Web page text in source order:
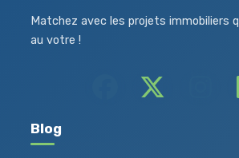
Matchez avec les projets immobiliers
au votre !
Blog